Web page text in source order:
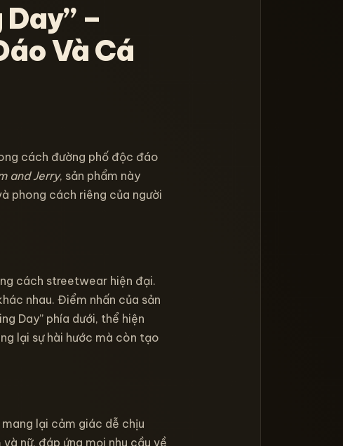
–
Và Cá
cách đường phố độc đáo
and Jerry, sản phẩm này
phong cách riêng của người
cách streetwear hiện đại.
nhau. Điểm nhấn của sản
Day” phía dưới, thể hiện
lại sự hài hước mà còn tạo
lại cảm giác dễ chịu
nữ, đáp ứng mọi nhu cầu về